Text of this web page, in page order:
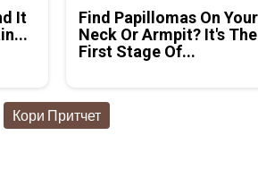
It
Find Papillomas On Your
Neck Or Armpit? It's The
First Stage Of...
Кори Притчет